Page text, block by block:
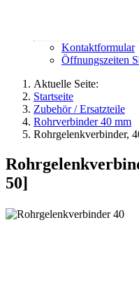
Kontaktformular
Öffnungszeiten
Aktuelle Seite:
Startseite
Zubehör / Ersatzteile
Rohrverbinder 40 mm
Rohrgelenkverbinder,
50]